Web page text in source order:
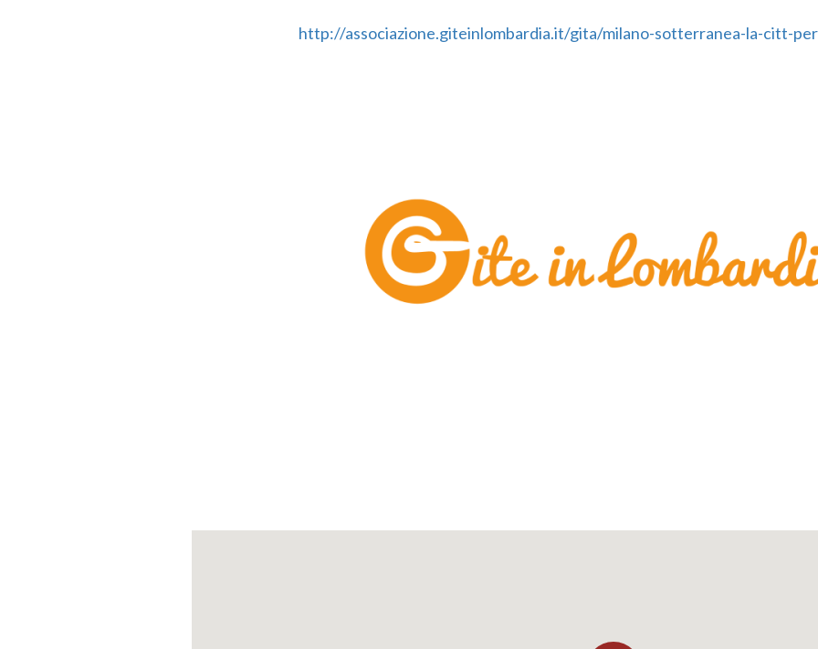
http://associazione.giteinlombardia.it/gita/milano-sotterranea-la-citt-